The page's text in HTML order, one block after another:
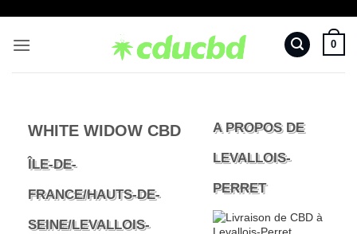
contenu
0
WHITE WIDOW CBD
ÎLE-DE-
FRANCE/HAUTS-DE-
SEINE/LEVALLOIS-
A PROPOS DE
LEVALLOIS-
PERRET